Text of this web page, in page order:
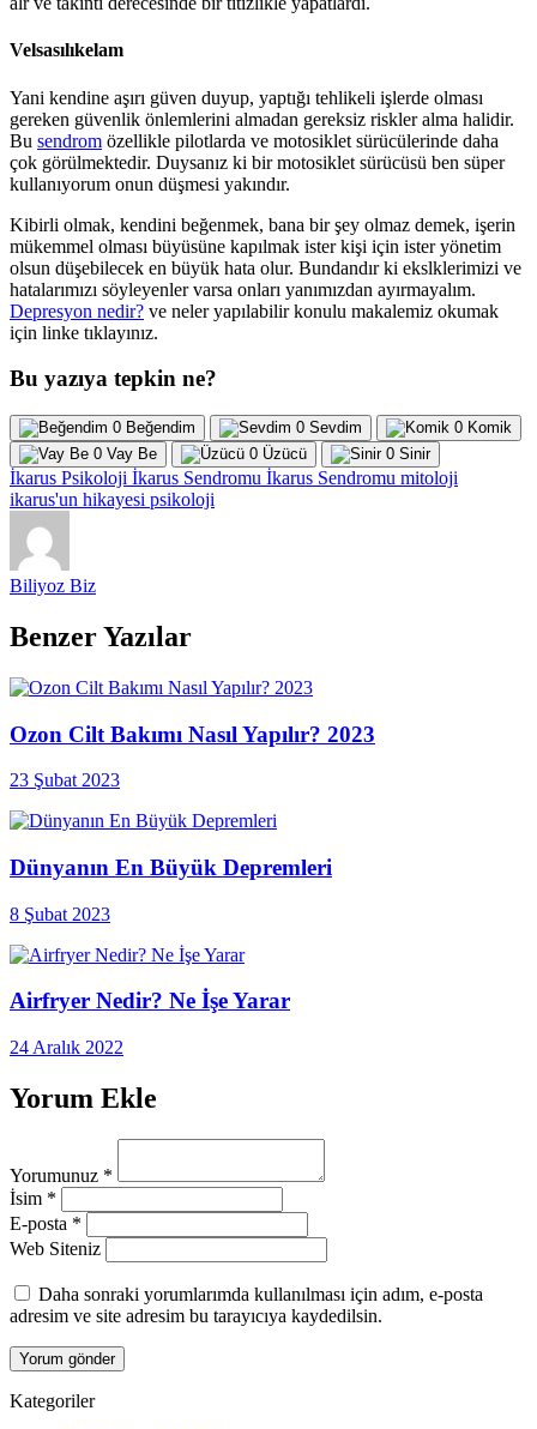
Velsasılıkelam
Yani kendine aşırı güven duyup, yaptığı tehlikeli işlerde olması
gereken güvenlik önlemlerini almadan gereksiz riskler alma halidir.
Bu sendrom özellikle pilotlarda ve motosiklet sürücülerinde daha
çok görülmektedir. Duysanız ki bir motosiklet sürücüsü ben süper
kullanıyorum onun düşmesi yakındır.
Kibirli olmak, kendini beğenmek, bana bir şey olmaz demek, işerin
mükemmel olması büyüsüne kapılmak ister kişi için ister yönetim
olsun düşebilecek en büyük hata olur. Bundandır ki ekslklerimizi ve
hatalarımızı söyleyenler varsa onları yanımızdan ayırmayalım.
Depresyon nedir? ve neler yapılabilir konulu makalemiz okumak
için linke tıklayınız.
Bu yazıya tepkin ne?
0 Beğendim 0 Sevdim 0 Komik
0 Vay Be 0 Üzücü 0 Sinir
İkarus Psikoloji İkarus Sendromu İkarus Sendromu mitoloji
ikarus'un hikayesi psikoloji
Biliyoz Biz
Benzer Yazılar
Ozon Cilt Bakımı Nasıl Yapılır? 2023
23 Şubat 2023
Dünyanın En Büyük Depremleri
8 Şubat 2023
Airfryer Nedir? Ne İşe Yarar
24 Aralık 2022
Yorum Ekle
Yorumunuz *
İsim *
E-posta *
Web Siteniz
Daha sonraki yorumlarımda kullanılması için adım, e-posta
adresim ve site adresim bu tarayıcıya kaydedilsin.
Kategoriler